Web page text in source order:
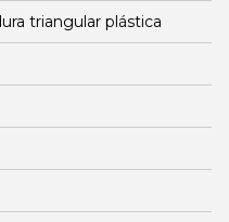
triangular plástica